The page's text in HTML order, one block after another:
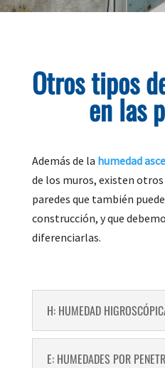
Otros tipos
en las
Además de la humedad
de los muros, existen
paredes que también
construcción, y que
diferenciarlas.
H: HUMEDAD
E: HUMEDADES POR